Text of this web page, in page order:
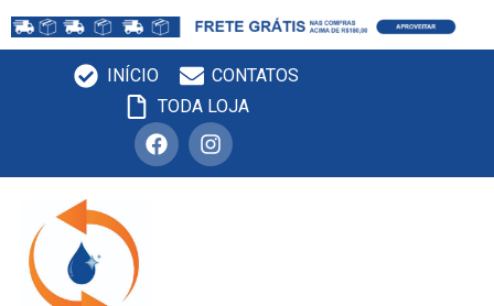
INÍCIO
CONTATOS
TODA LOJA